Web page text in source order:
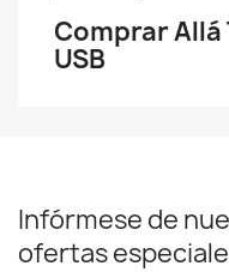
Comprar Allá
USB
Infórmese de
ofertas